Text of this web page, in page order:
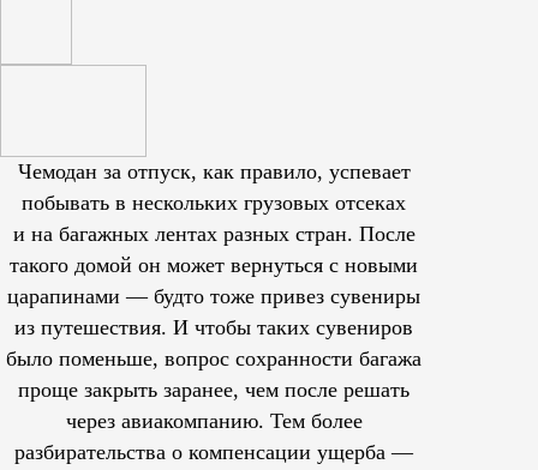
Чемодан за отпуск, как правило, успевает
побывать в нескольких грузовых отсеках
и на багажных лентах разных стран. После
такого домой он может вернуться с новыми
царапинами — будто тоже привез сувениры
из путешествия. И чтобы таких сувениров
было поменьше, вопрос сохранности багажа
проще закрыть заранее, чем после решать
через авиакомпанию. Тем более
разбирательства о компенсации ущерба —